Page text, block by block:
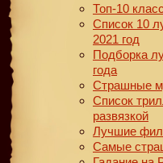
Топ-10
Список 10
2021 год
Подборка
года
Страшные
Список
развязкой
Лучшие
Самые